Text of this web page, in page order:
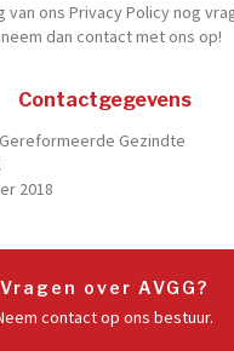
van ons Privacy Policy nog
dan contact met ons op!
Contactgegevens
Gezindte
2018
Vragen over AVGG?
contact op ons bestuur.